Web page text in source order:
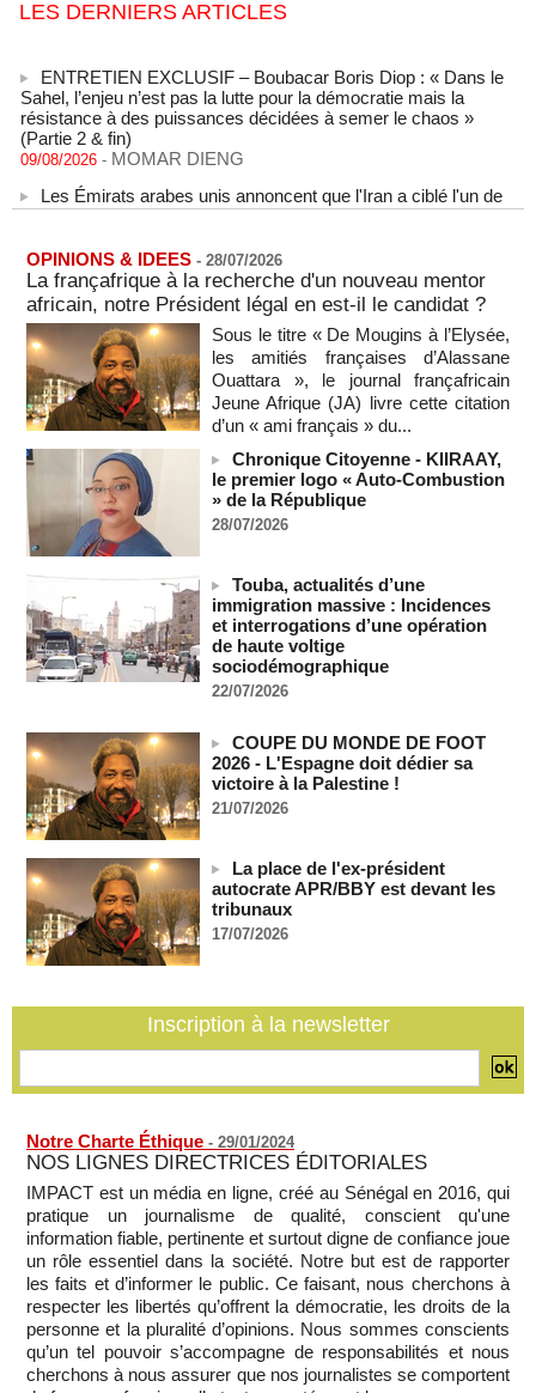
LES DERNIERS ARTICLES
Sahel, l’enjeu n’est pas la lutte pour la démocratie mais la
résistance à des puissances décidées à semer le chaos »
(Partie 2 & fin)
09/08/2026 -MOMAR DIENG
leurs navires avec un missile dans le détroit d'Ormuz
08/08/2026 -
Le bilan des décès liés à la « migration massive » vers
Ceuta s'élève désormais à 14 personnes, selon une autorité
marocaine :
08/08/2026 -
Sénégal - Une revue de presse du 8 août 2026 (Par IA)
08/08/2026 -MOMO ALADJI
SENEGAL - Les Unes de la presse quotidienne du 8/9 août
2026
08/08/2026 -MOMO ALADJI
A Ceuta, les enfants migrants risquent d'être victimes de
maltraitance et d'exploitation, avertissent des ONG
07/08/2026 -
Les Bourses mondiales touchent des sommets après
l'emploi américain
07/08/2026
"Construction de la Grande Côte D'ivoire" : Le Président
Alassane Ouattara appelle à la contribution de toutes les forces
vives de la nation
Polémique à l’Assemblée nationale : Yaël Braun-Pivet se dit
"dépassée" par les critiques concernant le nouveau pavillon
07/08/2026 -
Depuis le « cessez-le-feu » à Gaza, les forces israéliennes
ont tué 300 enfants palestiniens (UNICEF)
07/08/2026 -
Guinée-Bissau - Première visite de la médiation sénégalaise
après le sommet de la Cedeao
07/08/2026 -
Bénin: Patrice Talon élu président du Sénat, moins de trois
Mali-Algérie : le PM Maïga affirme qu’il n’y a « aucune
07/08/2026 -
OPINIONS & IDEES - 28/07/2026
La françafrique à la recherche d'un nouveau mentor
africain, notre Président légal en est-il le candidat ?
Sous le titre « De Mougins à l’Elysée,
les amitiés françaises d’Alassane
Ouattara », le journal françafricain
Jeune Afrique (JA) livre cette citation
d’un « ami français » du...
Chronique Citoyenne - KIIRAAY,
le premier logo « Auto-Combustion
» de la République
28/07/2026
Touba, actualités d’une
immigration massive : Incidences
et interrogations d’une opération
de haute voltige
sociodémographique
22/07/2026
COUPE DU MONDE DE FOOT
2026 - L'Espagne doit dédier sa
victoire à la Palestine !
21/07/2026
La place de l'ex-président
autocrate APR/BBY est devant les
tribunaux
17/07/2026
Inscription à la newsletter
Notre Charte Éthique - 29/01/2024
NOS LIGNES DIRECTRICES ÉDITORIALES
IMPACT est un média en ligne, créé au Sénégal en 2016, qui
pratique un journalisme de qualité, conscient qu'une
information fiable, pertinente et surtout digne de confiance joue
un rôle essentiel dans la société. Notre but est de rapporter
les faits et d’informer le public. Ce faisant, nous cherchons à
respecter les libertés qu’offrent la démocratie, les droits de la
personne et la pluralité d’opinions. Nous sommes conscients
qu’un tel pouvoir s’accompagne de responsabilités et nous
cherchons à nous assurer que nos journalistes se comportent